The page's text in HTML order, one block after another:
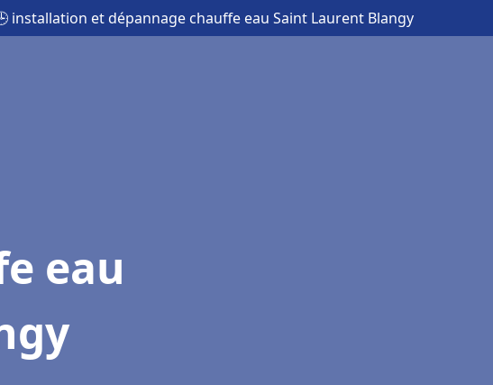
installation et dépannage chauffe eau Saint Laurent Blangy
eau